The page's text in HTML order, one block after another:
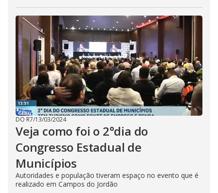
DO R7/13/03/2024
Veja como foi o 2°dia do
Congresso Estadual de
Municípios
Autoridades e população tiveram espaço no evento que é
realizado em Campos do Jordão